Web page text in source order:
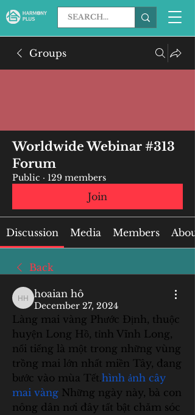
Groups
Worldwide Webinar #313
Forum
Public · 129 members
Join
Discussion Media Members About
Back
hoaian hô
hoaian hô
December 27, 2024
Làng mai vàng Phước Định, thuộc
huyện Long Hồ, tỉnh Vĩnh Long,
nổi tiếng là một trong những vùng
trồng mai lớn nhất miền Tây, đang
bước vào mùa Tết.hình ảnh cây
mai vàng Những ngày này, bà con
nông dân nơi đây tất bật chăm sóc